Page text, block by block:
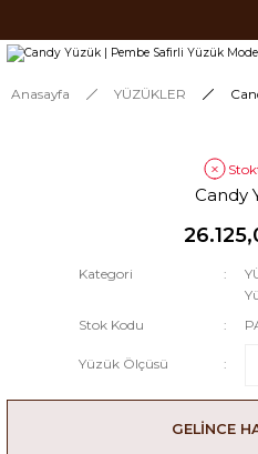
Tüm siparişlerde 1000 TL
Anasayfa YÜZÜKLER
Candy
Kategori
Stok Kodu
Yüzük Ölçüsü
GELİNCE